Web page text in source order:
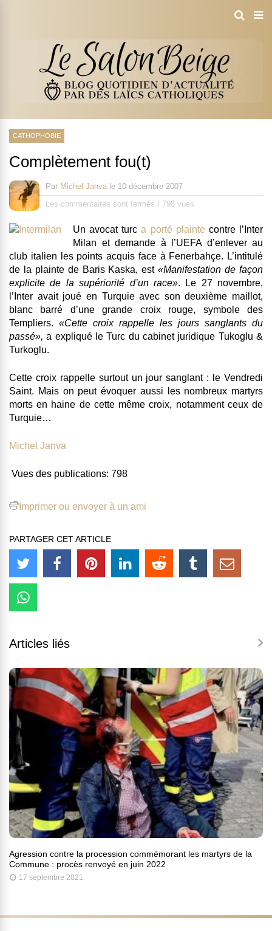
CATHOPHOBIE
Complètement fou(t)
Par Michel Janva le 10 décembre 2007
Les commentaires sont fermés / 798 vues
Un avocat turca porté plainte contre l’Inter
Milan et demande à l’UEFA d’enlever au
club italien les points acquis face à Fenerbahçe. L’intitulé
de la plainte de Baris Kaska, est«Manifestation de façon
explicite de la supériorité d’un race». Le 27 novembre,
l’Inter avait joué en Turquie avec son deuxième maillot,
blanc barré d’une grande croix rouge, symbole des
Templiers. «Cette croix rappelle les jours sanglants du
passé», a expliqué le Turc du cabinet juridique Tukoglu &
Turkoglu.
Cette croix rappelle surtout un jour sanglant : le Vendredi
Saint. Mais on peut évoquer aussi les nombreux martyrs
morts en haine de cette même croix, notamment ceux de
Turquie…
Michel Janva
Vues des publications: 798
Imprimer ou envoyer à un ami
PARTAGER CET ARTICLE
Articles liés
Agression contre la procession commémorant les martyrs de la
Commune : procès renvoyé en juin 2022
17 septembre 2021